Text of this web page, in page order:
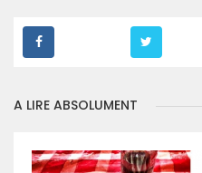
A LIRE ABSOLUMENT